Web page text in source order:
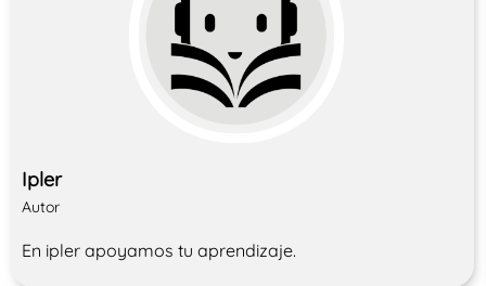
Ipler
Autor
En ipler apoyamos tu aprendizaje.